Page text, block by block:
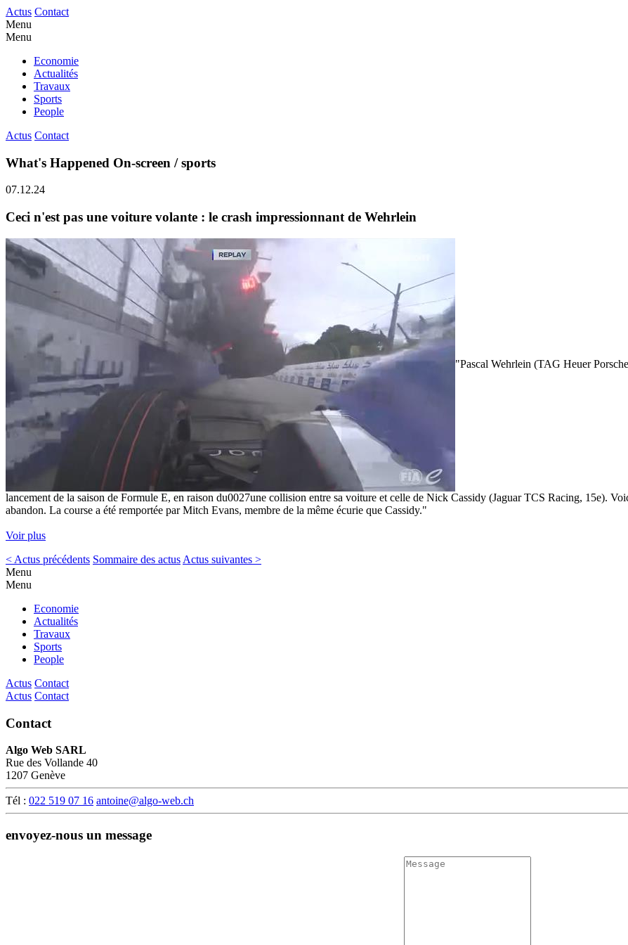
Actus Contact
Menu
Menu
Economie
Actualités
Travaux
Sports
People
Actus Contact
What's Happened On-screen / sports
07.12.24
Ceci n'est pas une voiture volante : le crash impressionnant de Wehrlein
"Pascal Wehrlein (TAG Heuer
lancement de la saison de Formule E, en raison du0027une collision entre sa voiture et celle de Nick Cassidy (Jaguar TCS Racing, 15e).
abandon. La course a été remportée par Mitch Evans, membre de la même écurie que Cassidy."
Voir plus
< Actus précédents Sommaire des actus Actus suivantes >
Menu
Menu
Economie
Actualités
Travaux
Sports
People
Actus Contact
Actus Contact
Contact
Algo Web SARL
Rue des Vollande 40
1207 Genève
Tél : 022 519 07 16 antoine@algo-web.ch
envoyez-nous un message